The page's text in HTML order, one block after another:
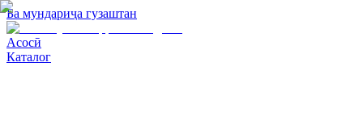
Ба мундариҷа гузаштан
Асосӣ
Каталог